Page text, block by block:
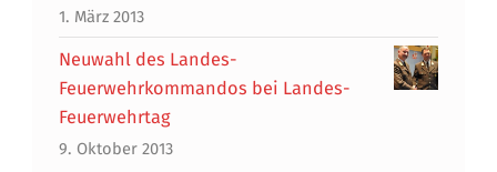
1. März 2013
Neuwahl des Landes-
Feuerwehrkommandos bei Landes-
Feuerwehrtag
9. Oktober 2013